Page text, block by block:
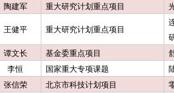
陶建军 重大研究计划重点项目
王健平 重大研究计划重点项目
谭文长 基金委重点项目
李恒 国家重大专项课题
张信荣 北京市科技计划项目